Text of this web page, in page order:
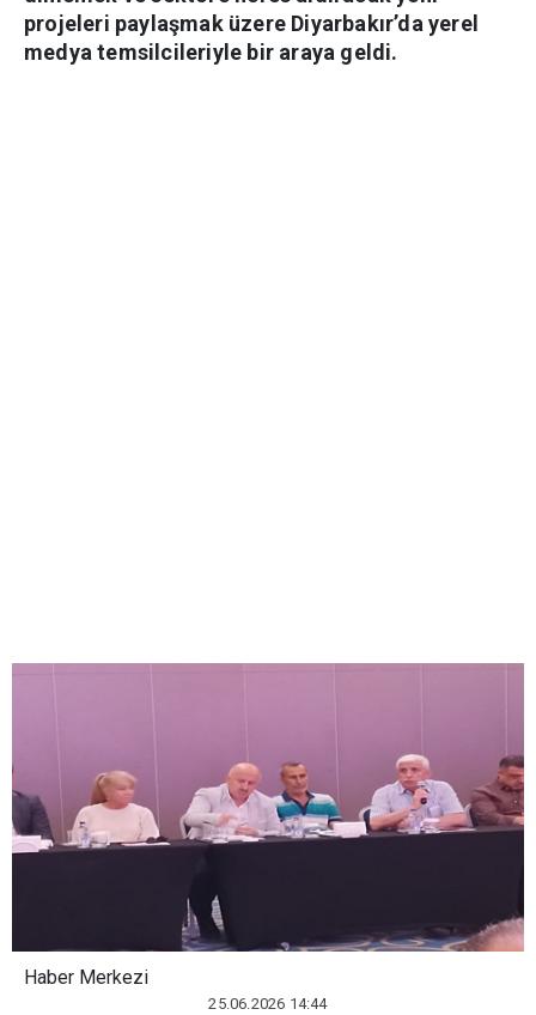
projeleri paylaşmak üzere Diyarbakır’da yerel
medya temsilcileriyle bir araya geldi.
Haber Merkezi
25.06.2026 14:44